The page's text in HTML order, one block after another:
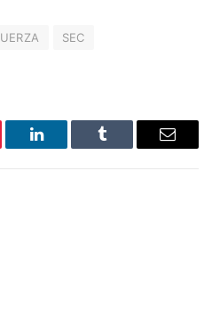
SEC
LinkedIn Tumblr
Correo